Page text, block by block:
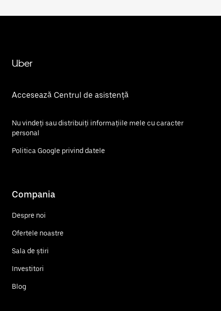
Uber
Accesează Centrul de asistență
Nu vindeți sau distribuiți informațiile mele cu caracter
personal
Politica Google privind datele
Compania
Despre noi
Ofertele noastre
Sala de știri
Investitori
Blog